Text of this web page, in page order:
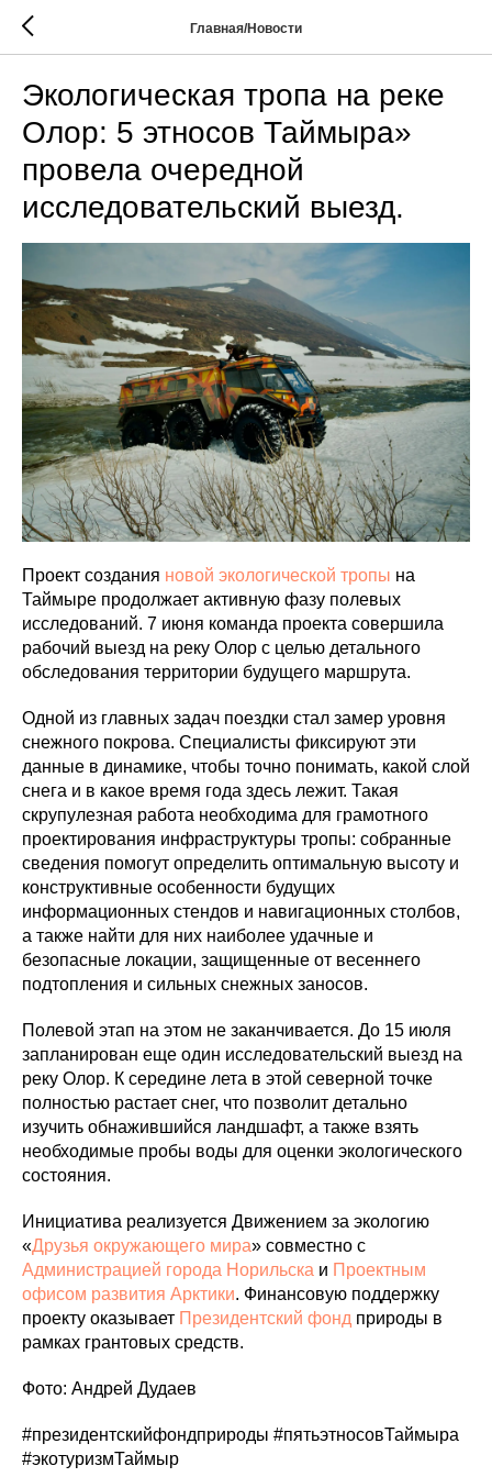
Главная/Новости
Экологическая тропа на реке
Олор: 5 этносов Таймыра»
провела очередной
исследовательский выезд.
Проект создания новой экологической тропы на
Таймыре продолжает активную фазу полевых
исследований. 7 июня команда проекта совершила
рабочий выезд на реку Олор с целью детального
обследования территории будущего маршрута.
Одной из главных задач поездки стал замер уровня
снежного покрова. Специалисты фиксируют эти
данные в динамике, чтобы точно понимать, какой слой
снега и в какое время года здесь лежит. Такая
скрупулезная работа необходима для грамотного
проектирования инфраструктуры тропы: собранные
сведения помогут определить оптимальную высоту и
конструктивные особенности будущих
информационных стендов и навигационных столбов,
а также найти для них наиболее удачные и
безопасные локации, защищенные от весеннего
подтопления и сильных снежных заносов.
Полевой этап на этом не заканчивается. До 15 июля
запланирован еще один исследовательский выезд на
реку Олор. К середине лета в этой северной точке
полностью растает снег, что позволит детально
изучить обнажившийся ландшафт, а также взять
необходимые пробы воды для оценки экологического
состояния.
Инициатива реализуется Движением за экологию
«Друзья окружающего мира» совместно с
Администрацией города Норильска и Проектным
офисом развития Арктики. Финансовую поддержку
проекту оказывает Президентский фонд природы в
рамках грантовых средств.
Фото: Андрей Дудаев
#президентскийфондприроды #пятьэтносовТаймыра
#экотуризмТаймыр